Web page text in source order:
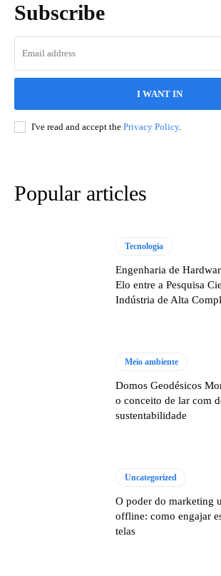
Subscribe
I WANT IN
I've read and accept the Privacy Policy.
Popular articles
Tecnologia
Engenharia de
Elo entre a Pesquisa
Indústria de Alta
Meio ambiente
Domos Geodésicos
o conceito de lar com
sustentabilidade
Uncategorized
O poder do marketing
offline: como engajar
telas